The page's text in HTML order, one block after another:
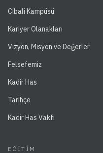
Cibali Kampüsü
Kariyer Olanakları
Vizyon, Misyon ve Değerler
Felsefemiz
Kadir Has
Tarihçe
Kadir Has Vakfı
EĞITIM